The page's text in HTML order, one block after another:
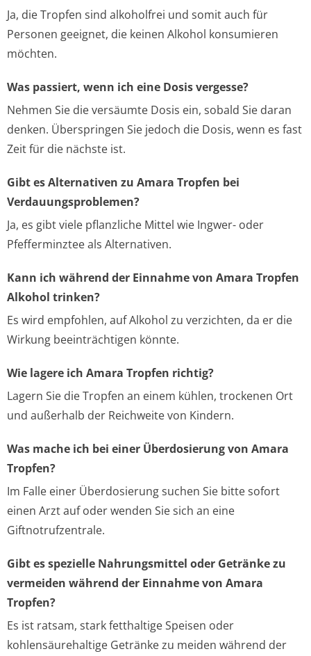
Ja, die Tropfen sind alkoholfrei und somit auch für
Personen geeignet, die keinen Alkohol konsumieren
möchten.
Was passiert, wenn ich eine Dosis vergesse?
Nehmen Sie die versäumte Dosis ein, sobald Sie daran
denken. Überspringen Sie jedoch die Dosis, wenn es fast
Zeit für die nächste ist.
Gibt es Alternativen zu Amara Tropfen bei
Verdauungsproblemen?
Ja, es gibt viele pflanzliche Mittel wie Ingwer- oder
Pfefferminztee als Alternativen.
Kann ich während der Einnahme von Amara Tropfen
Alkohol trinken?
Es wird empfohlen, auf Alkohol zu verzichten, da er die
Wirkung beeinträchtigen könnte.
Wie lagere ich Amara Tropfen richtig?
Lagern Sie die Tropfen an einem kühlen, trockenen Ort
und außerhalb der Reichweite von Kindern.
Was mache ich bei einer Überdosierung von Amara
Tropfen?
Im Falle einer Überdosierung suchen Sie bitte sofort
einen Arzt auf oder wenden Sie sich an eine
Giftnotrufzentrale.
Gibt es spezielle Nahrungsmittel oder Getränke zu
vermeiden während der Einnahme von Amara
Tropfen?
Es ist ratsam, stark fetthaltige Speisen oder
kohlensäurehaltige Getränke zu meiden während der